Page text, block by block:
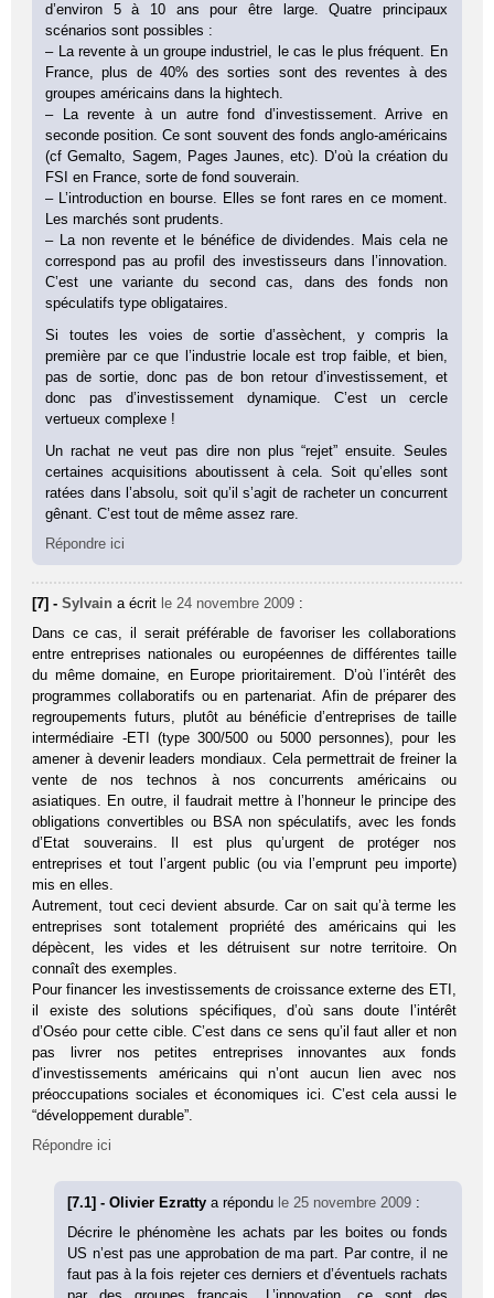
d’environ 5 à 10 ans pour être large. Quatre principaux
scénarios sont possibles :
– La revente à un groupe industriel, le cas le plus fréquent. En
France, plus de 40% des sorties sont des reventes à des
groupes américains dans la hightech.
– La revente à un autre fond d’investissement. Arrive en
seconde position. Ce sont souvent des fonds anglo-américains
(cf Gemalto, Sagem, Pages Jaunes, etc). D’où la création du
FSI en France, sorte de fond souverain.
– L’introduction en bourse. Elles se font rares en ce moment.
Les marchés sont prudents.
– La non revente et le bénéfice de dividendes. Mais cela ne
correspond pas au profil des investisseurs dans l’innovation.
C’est une variante du second cas, dans des fonds non
spéculatifs type obligataires.
Si toutes les voies de sortie d’assèchent, y compris la
première par ce que l’industrie locale est trop faible, et bien,
pas de sortie, donc pas de bon retour d’investissement, et
donc pas d’investissement dynamique. C’est un cercle
vertueux complexe !
Un rachat ne veut pas dire non plus “rejet” ensuite. Seules
certaines acquisitions aboutissent à cela. Soit qu’elles sont
ratées dans l’absolu, soit qu’il s’agit de racheter un concurrent
gênant. C’est tout de même assez rare.
Répondre ici
[7] -Sylvain a écrit le 24 novembre 2009 :
Dans ce cas, il serait préférable de favoriser les collaborations
entre entreprises nationales ou européennes de différentes taille
du même domaine, en Europe prioritairement. D’où l’intérêt des
programmes collaboratifs ou en partenariat. Afin de préparer des
regroupements futurs, plutôt au bénéficie d’entreprises de taille
intermédiaire -ETI (type 300/500 ou 5000 personnes), pour les
amener à devenir leaders mondiaux. Cela permettrait de freiner la
vente de nos technos à nos concurrents américains ou
asiatiques. En outre, il faudrait mettre à l’honneur le principe des
obligations convertibles ou BSA non spéculatifs, avec les fonds
d’Etat souverains. Il est plus qu’urgent de protéger nos
entreprises et tout l’argent public (ou via l’emprunt peu importe)
mis en elles.
Autrement, tout ceci devient absurde. Car on sait qu’à terme les
entreprises sont totalement propriété des américains qui les
dépècent, les vides et les détruisent sur notre territoire. On
connaît des exemples.
Pour financer les investissements de croissance externe des ETI,
il existe des solutions spécifiques, d’où sans doute l’intérêt
d’Oséo pour cette cible. C’est dans ce sens qu’il faut aller et non
pas livrer nos petites entreprises innovantes aux fonds
d’investissements américains qui n’ont aucun lien avec nos
préoccupations sociales et économiques ici. C’est cela aussi le
“développement durable”.
Répondre ici
[7.1] - Olivier Ezrattya répondu le 25 novembre 2009 :
Décrire le phénomène les achats par les boites ou fonds
US n’est pas une approbation de ma part. Par contre, il ne
faut pas à la fois rejeter ces derniers et d’éventuels rachats